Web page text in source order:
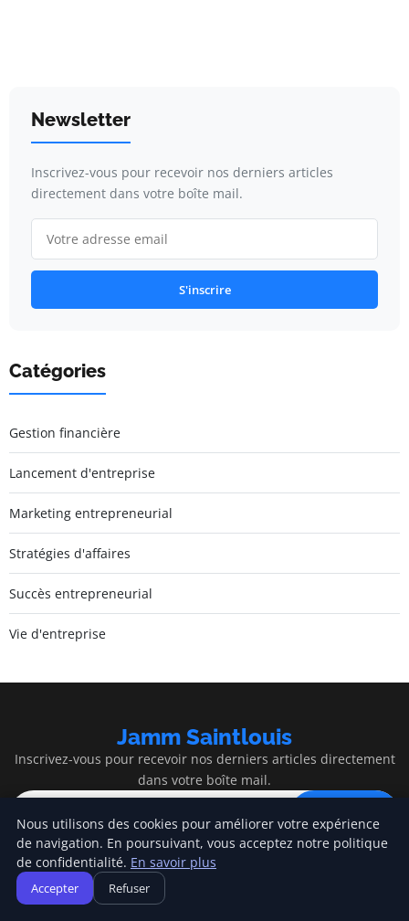
Newsletter
Inscrivez-vous pour recevoir nos derniers articles
directement dans votre boîte mail.
S'inscrire
Catégories
Gestion financière
Lancement d'entreprise
Marketing entrepreneurial
Stratégies d'affaires
Succès entrepreneurial
Vie d'entreprise
Jamm Saintlouis
Inscrivez-vous pour recevoir nos derniers articles directement
dans votre boîte mail.
S'inscrire
Jamm Saintlouis
Nous utilisons des cookies pour améliorer votre expérience
de navigation. En poursuivant, vous acceptez notre politique
de confidentialité. En savoir plus
Accepter Refuser